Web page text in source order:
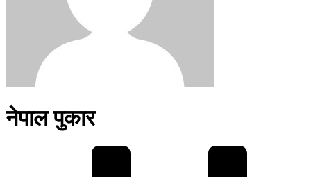
नेपाल पुकार